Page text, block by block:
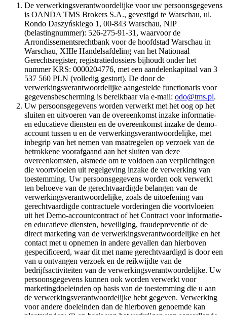
De verwerkingsverantwoordelijke voor uw persoonsgegevens
is OANDA TMS Brokers S.A., gevestigd te Warschau, ul.
Rondo Daszyńskiego 1, 00-843 Warschau, NIP
(belastingnummer): 526-275-91-31, waarvoor de
Arrondissementsrechtbank voor de hoofdstad Warschau in
Warschau, XIIIe Handelsafdeling van het Nationaal
Gerechtsregister, registratiedossiers bijhoudt onder het
nummer KRS: 0000204776, met een aandelenkapitaal van 3
537 560 PLN (volledig gestort). De door de
verwerkingsverantwoordelijke aangestelde functionaris voor
gegevensbescherming is bereikbaar via e-mail: odo@tms.pl.
Uw persoonsgegevens worden verwerkt met het oog op het
sluiten en uitvoeren van de overeenkomst inzake informatie-
en educatieve diensten en de overeenkomst inzake de demo-
account tussen u en de verwerkingsverantwoordelijke, met
inbegrip van het nemen van maatregelen op verzoek van de
betrokkene voorafgaand aan het sluiten van deze
overeenkomsten, alsmede om te voldoen aan verplichtingen
die voortvloeien uit regelgeving inzake de verwerking van
toestemming. Uw persoonsgegevens worden ook verwerkt
ten behoeve van de gerechtvaardigde belangen van de
verwerkingsverantwoordelijke, zoals de uitoefening van
gerechtvaardigde contractuele vorderingen die voortvloeien
uit het Demo-accountcontract of het Contract voor informatie-
en educatieve diensten, beveiliging, fraudepreventie of de
direct marketing van de verwerkingsverantwoordelijke en het
contact met u opnemen in andere gevallen dan hierboven
gespecificeerd, waar dit met name gerechtvaardigd is door een
van u ontvangen verzoek en de reikwijdte van de
bedrijfsactiviteiten van de verwerkingsverantwoordelijke. Uw
persoonsgegevens kunnen ook worden verwerkt voor
marketingdoeleinden op basis van de toestemming die u aan
de verwerkingsverantwoordelijke hebt gegeven. Verwerking
voor andere doeleinden dan de hierboven genoemde kan